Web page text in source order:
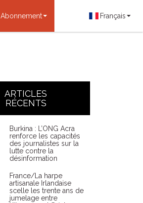
Abonnement Français
ARTICLES
RÉCENTS
Burkina : L’ONG Acra
renforce les capacités
des journalistes sur la
lutte contre la
désinformation
France/La harpe
artisanale Irlandaise
scelle les trente ans de
jumelage entre